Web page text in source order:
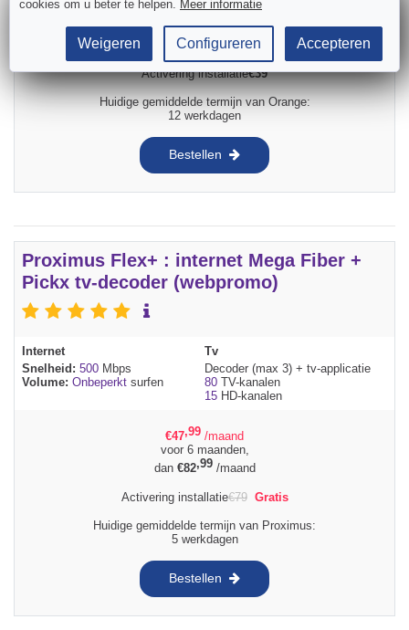
voor 12 maanden,
dan €82/maand
Activering installatie€39
Huidige gemiddelde termijn van Orange:
12 werkdagen
Bestellen
Proximus Flex+ : internet Mega Fiber +
Pickx tv-decoder (webpromo)
Internet
Snelheid: 500 Mbps
Volume: Onbeperkt surfen
Tv
Decoder (max 3) + tv-applicatie
80 TV-kanalen
15 HD-kanalen
€47,99 /maand
voor 6 maanden,
dan €82,99/maand
Activering installatie€79 Gratis
Huidige gemiddelde termijn van Proximus:
5 werkdagen
Bestellen
cookies om u beter te helpen. Meer informatie
Weigeren Configureren Accepteren